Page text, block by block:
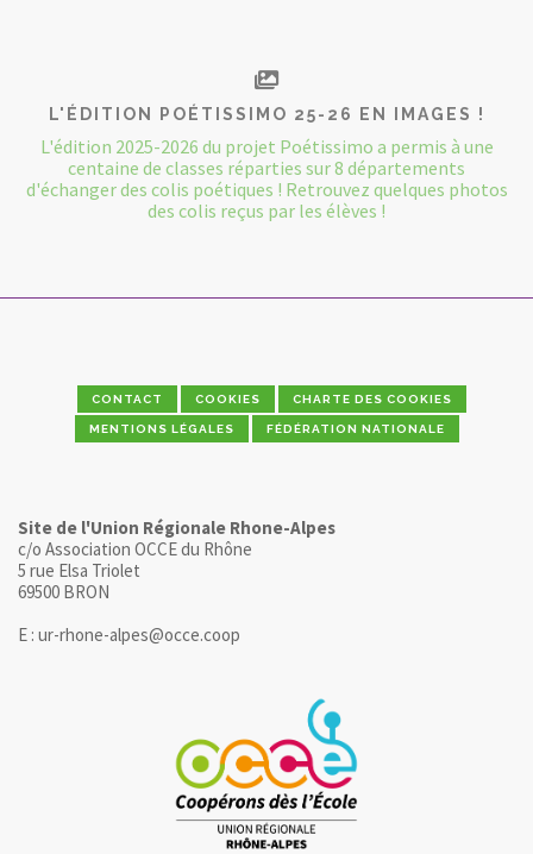
L'ÉDITION POÉTISSIMO 25-26 EN IMAGES !
L'édition 2025-2026 du projet Poétissimo a permis à une
centaine de classes réparties sur 8 départements
d'échanger des colis poétiques ! Retrouvez quelques photos
des colis reçus par les élèves !
CONTACT COOKIES CHARTE DES COOKIES
MENTIONS LÉGALES FÉDÉRATION NATIONALE
Site de l'Union Régionale Rhone-Alpes
c/o Association OCCE du Rhône
5 rue Elsa Triolet
69500 BRON
E : ur-rhone-alpes@occe.coop